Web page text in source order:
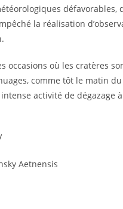
défavorables,
la réalisation
occasions où les cratères
comme tôt le matin
activité de dégazage
Aetnensis